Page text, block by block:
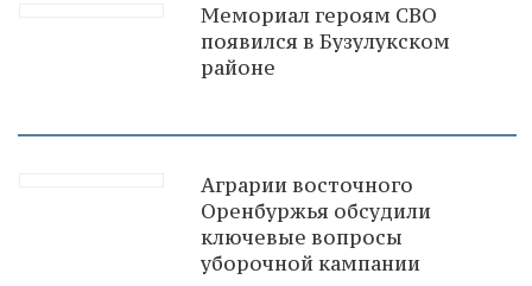
Мемориал героям СВО
появился в Бузулукском
районе
Аграрии восточного
Оренбуржья обсудили
ключевые вопросы
уборочной кампании